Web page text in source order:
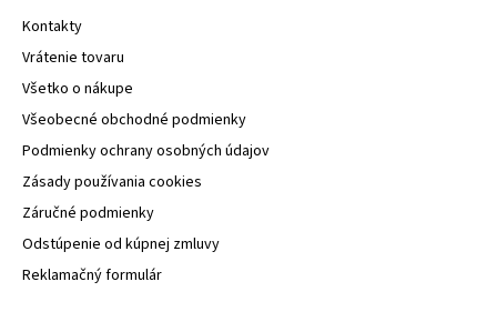
Kontakty
Vrátenie tovaru
Všetko o nákupe
Všeobecné obchodné podmienky
Podmienky ochrany osobných údajov
Zásady používania cookies
Záručné podmienky
Odstúpenie od kúpnej zmluvy
Reklamačný formulár